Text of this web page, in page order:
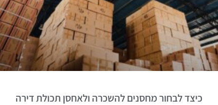
כיצד לבחור מחסנים להשכרה ולאחסן תכולת דירה